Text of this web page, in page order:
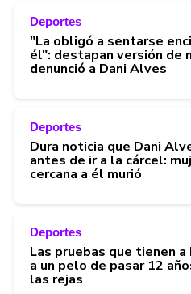
Deportes
"La obligó a sentarse
él": destapan versión de
denunció a Dani Alves
Deportes
Dura noticia que Dani
antes de ir a la cárcel:
cercana a él murió
Deportes
Las pruebas que tienen a
a un pelo de pasar 12
las rejas